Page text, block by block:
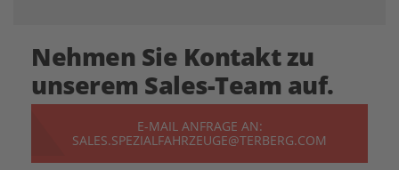
Nehmen Sie Kontakt zu
unserem Sales-Team auf.
E-MAIL ANFRAGE AN:
SALES.SPEZIALFAHRZEUGE@TERBERG.COM